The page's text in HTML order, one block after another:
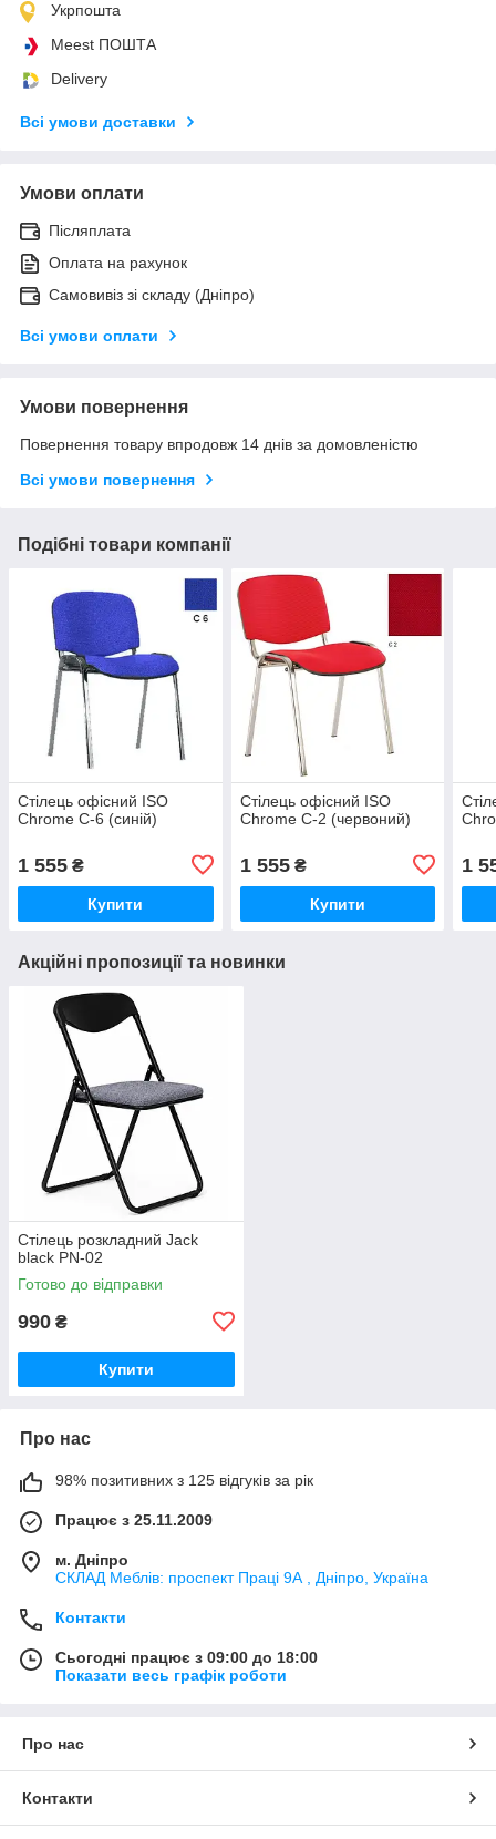
Укрпошта
Meest ПОШТА
Delivery
Всі умови доставки
Умови оплати
Післяплата
Оплата на рахунок
Самовивіз зі складу (Дніпро)
Всі умови оплати
Умови повернення
Повернення товару впродовж 14 днів за домовленістю
Всі умови повернення
Подібні товари компанії
Стілець офісний ISO
Chrome С-6 (синій)
1 555 ₴
Купити
Стілець офісний ISO
Chrome С-2 (червоний)
1 555₴
Купити
1
Акційні пропозиції та новинки
Стілець розкладний Jack
black PN-02
Готово до відправки
990 ₴
Купити
Про нас
98% позитивних з 125 відгуків за рік
Працює з 25.11.2009
м. Дніпро
СКЛАД Меблів: проспект Праці 9А , Дніпро, Україна
Контакти
Сьогодні працює з 09:00 до 18:00
Показати весь графік роботи
Про нас
Контакти